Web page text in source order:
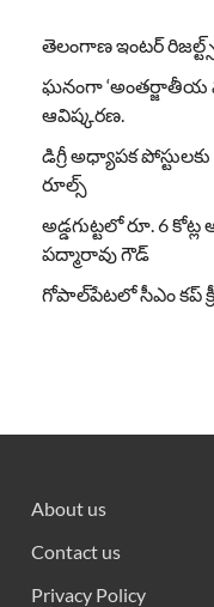
తెలంగాణ ఇంటర్
ఘనంగా ‘అంతర్జాతీయ
ఆవిష్కరణ.
డిగ్రీ అధ్యాపక
రూల్స్
అడ్డగుట్టలో రూ. 6 కోట్ల
పద్మారావు గౌడ్
గోపాల్‌పేటలో సీఎం కప్
About us
Contact us
Privacy Policy